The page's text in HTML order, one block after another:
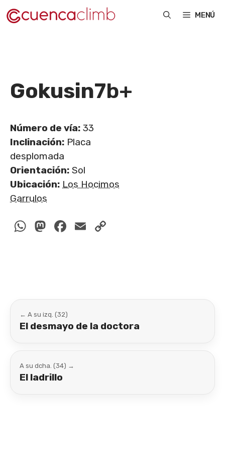
Saltar
al
MENÚ
Gokusin7b+
Número de vía: 33
Inclinación: Placa
desplomada
Orientación: Sol
Ubicación: Los Hocimos
Garrulos
WhatsApp
Mastodon
Facebook
Email
← A su izq. (32)
El desmayo de la doctora
A su dcha. (34) →
El ladrillo